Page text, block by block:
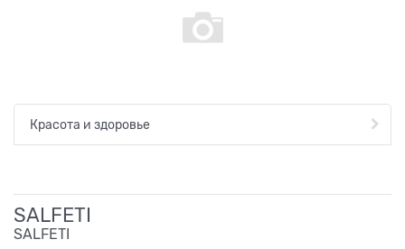
Красота и здоровье
SALFETI
SALFETI